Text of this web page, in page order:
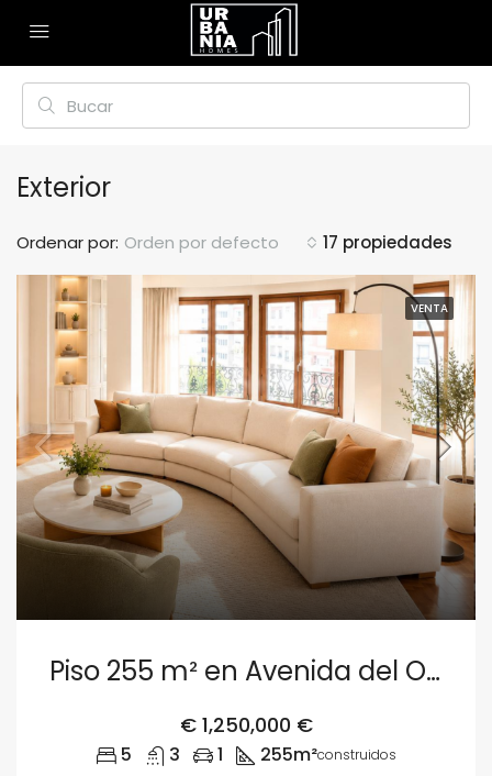
Exterior
17 propiedades
Ordenar por: Orden por defecto
VENTA
Piso 255 m² en Avenida del Oeste 21, Valencia
€1,250,000 €
5 3 1 255m²construidos